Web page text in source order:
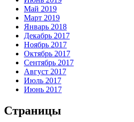
Май 2019
Март 2019
Январь 2018
Декабрь 2017
Ноябрь 2017
Октябрь 2017
Сентябрь 2017
Август 2017
Июль 2017
Июнь 2017
Страницы